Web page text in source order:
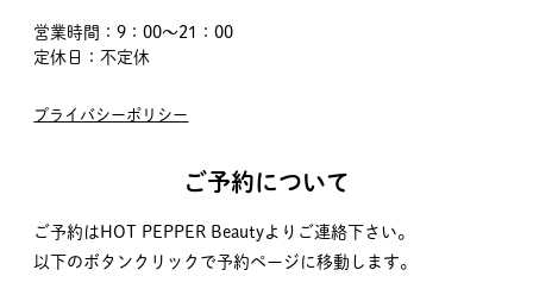
営業時間：9：00～21：00
定休日：不定休
プライバシーポリシー
ご予約について
ご予約はHOT PEPPER Beautyよりご連絡下さい。
以下のボタンクリックで予約ページに移動します。